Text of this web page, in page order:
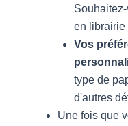
en librairie
Vos
type de
d'autres
Une fois que